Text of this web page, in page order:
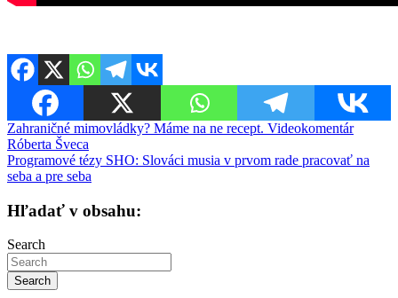
Navigácia
v
článku
Zahraničné mimovládky? Máme na ne recept. Videokomentár
Róberta Šveca
Programové tézy SHO: Slováci musia v prvom rade pracovať na
seba a pre seba
Hľadať v obsahu:
Search
Search